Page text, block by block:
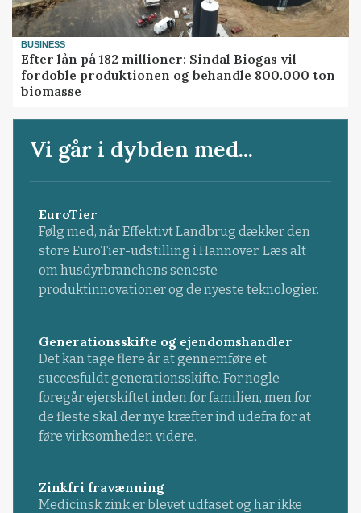
BUSINESS
Efter lån på 182 millioner: Sindal Biogas vil
fordoble produktionen og behandle 800.000 ton
biomasse
Vi går i dybden med...
EuroTier
Følg med, når Effektivt Landbrug dækker den
store EuroTier-udstilling i Hannover. Læs alt
om husdyrbranchens seneste
produktinnovationer og de nyeste teknologier.
Generationsskifte og ejendomshandler
Det kan tage flere år at gennemføre et
succesfuldt generationsskifte. For nogle
foregår ejerskiftet inden for familien, men for
de fleste skal der nye kræfter ind udefra for at
føre virksomheden videre.
Zinkfri fravænning
Medicinsk zink er blevet udfaset og har ikke